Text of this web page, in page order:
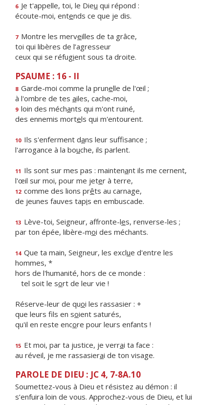
6 Je t'appelle, toi, le Dieu qui répond :
écoute-moi, entends ce que je dis.
7 Montre les merveilles de ta grâce,
toi qui libères de l’agresseur
ceux qui se réfugient sous ta droite.
PSAUME : 16 - II
8 Garde-moi comme la prunelle de l'œil ;
à l'ombre de tes ailes, cache-moi,
9 loin des méchants qui m'ont ruiné,
des ennemis mortels qui m'entourent.
10 Ils s'enferment dans leur suffisance ;
l'arrogance à la bouche, ils parlent.
11 Ils sont sur mes pas : maintenant ils me cernent,
l'œil sur moi, pour me jeter à terre,
12 comme des lions prêts au carnage,
de jeunes fauves tapis en embuscade.
13 Lève-toi, Seigneur, affronte-les, renverse-les ;
par ton épée, libère-moi des méchants.
14 Que ta main, Seigneur, les exclue d'entre les
hommes, *
hors de l'humanité, hors de ce monde :
tel soit le sort de leur vie !
Réserve-leur de quoi les rassasier : +
que leurs fils en soient saturés,
qu'il en reste encore pour leurs enfants !
15 Et moi, par ta justice, je verrai ta face :
au réveil, je me rassasierai de ton visage.
PAROLE DE DIEU : JC 4, 7-8A.10
Soumettez-vous à Dieu et résistez au démon : il
s’enfuira loin de vous. Approchez-vous de Dieu, et lui